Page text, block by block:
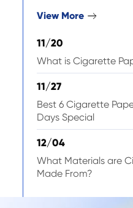
View More 
11/20
What is Cigarette
11/27
Best 6 Cigarette
Days Special
12/04
What Materials are
Made From?